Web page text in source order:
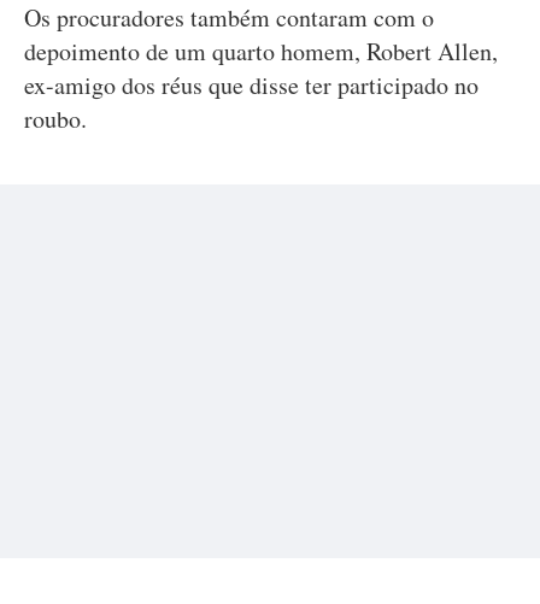
Os procuradores também contaram com o
depoimento de um quarto homem, Robert Allen,
ex-amigo dos réus que disse ter participado no
roubo.